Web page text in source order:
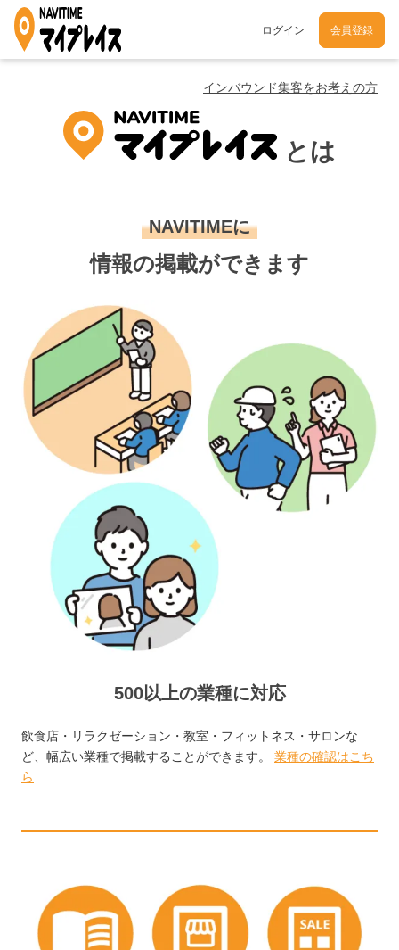
ログイン 会員登録
インバウンド集客をお考えの方
とは
NAVITIMEに
情報の掲載ができます
500以上の業種に対応
飲食店・リラクゼーション・教室・フィットネス・サロンな
ど、幅広い業種で掲載することができます。 業種の確認はこち
ら